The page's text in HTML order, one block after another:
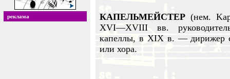
реклама КАПЕЛЬМЕЙСТЕР (нем.
XVI—XVIII вв.
капеллы, в ХIX в. — дирижер
или хора.